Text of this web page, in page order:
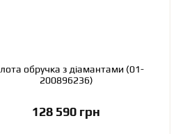
обручка з діамантами (01-
200896236)
128 590 грн
До кошика